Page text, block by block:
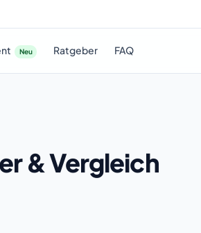
Neu Ratgeber FAQ
& Vergleich